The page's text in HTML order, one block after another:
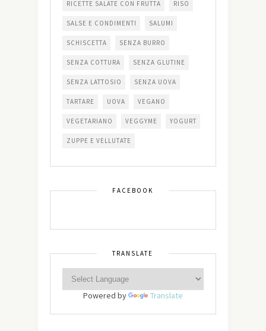
RICETTE SALATE CON FRUTTA RISO
SALSE E CONDIMENTI SALUMI
SCHISCETTA SENZA BURRO
SENZA COTTURA SENZA GLUTINE
SENZA LATTOSIO SENZA UOVA
TARTARE UOVA VEGANO
VEGETARIANO VEGGYME YOGURT
ZUPPE E VELLUTATE
FACEBOOK
TRANSLATE
Powered by Translate